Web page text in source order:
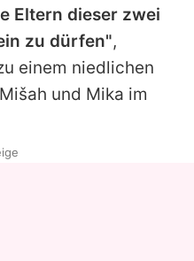
Eltern dieser zwei
zu dürfen",
einem niedlichen
und Mika im